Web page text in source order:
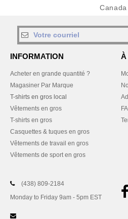
Canada
INFORMATION
Acheter en grande quantité ?
Magasiner Par Marque
T-shirts en gros local
Vêtements en gros
T-shirts en gros
Casquettes & tuques en gros
Vêtements de travail en gros
Vêtements de sport en gros
À
(438) 809-2184
Monday to Friday 9am - 5pm EST